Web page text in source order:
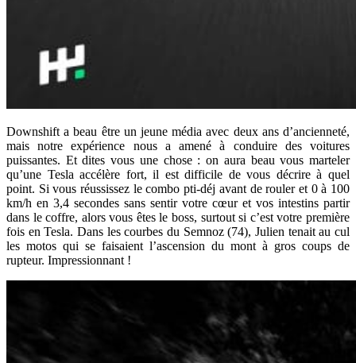
Downshift a beau être un jeune média avec deux ans d’ancienneté,
mais notre expérience nous a amené à conduire des voitures
puissantes. Et dites vous une chose : on aura beau vous marteler
qu’une Tesla accélère fort, il est difficile de vous décrire à quel
point. Si vous réussissez le combo pti-déj avant de rouler et 0 à 100
km/h en 3,4 secondes sans sentir votre cœur et vos intestins partir
dans le coffre, alors vous êtes le boss, surtout si c’est votre première
fois en Tesla. Dans les courbes du Semnoz (74), Julien tenait au cul
les motos qui se faisaient l’ascension du mont à gros coups de
rupteur. Impressionnant !